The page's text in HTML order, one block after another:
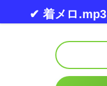
Skip to content
✔ 着メロ.mp3